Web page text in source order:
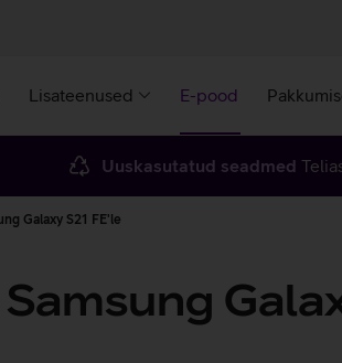
Lisateenused E-pood
Uuskasutatud seadmed
Galaxy S21 FE'le